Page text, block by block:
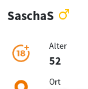
SaschaS
Alter
52
Ort